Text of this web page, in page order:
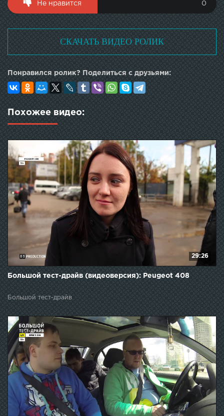
Не нравится 0
СКАЧАТЬ ВИДЕО РОЛИК
Понравился ролик? Поделиться с друзьями:
Похожее видео:
29:26
Большой тест-драйв (видеоверсия): Peugeot 408
Большой тест-драйв